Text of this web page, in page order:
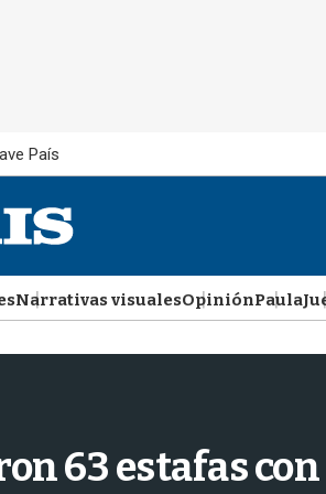
País
Narrativas visualesOpiniónPaula
63 estafas